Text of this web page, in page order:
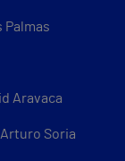
Palmas
Aravaca
Soria